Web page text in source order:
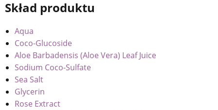
Skład produktu
Aqua
Coco-Glucoside
Aloe Barbadensis (Aloe Vera) Leaf Juice
Sodium Coco-Sulfate
Sea Salt
Glycerin
Rose Extract